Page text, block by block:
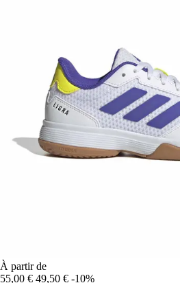
À partir de
55,00 € 49,50 € -10%